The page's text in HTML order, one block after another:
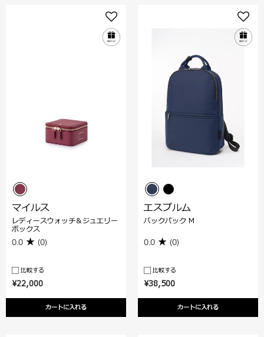
¥22,000
カートに入れる
マイルス
レディースウォッチ＆ジュエリー
ボックス
0.0 (0)
比較する
¥38,500
カートに入れる
エスプルム
バックパック M
0.0 (0)
比較する